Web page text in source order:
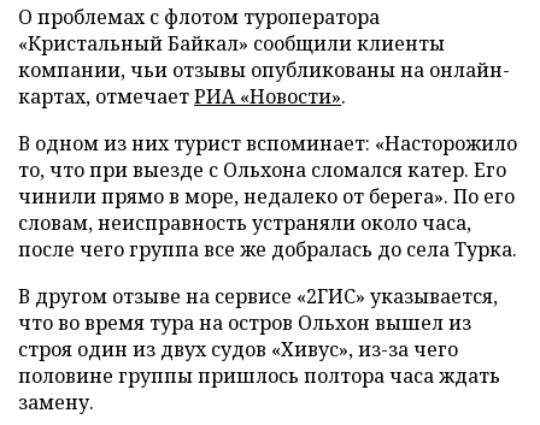
О проблемах с флотом туроператора
«Кристальный Байкал» сообщили клиенты
компании, чьи отзывы опубликованы на онлайн-
картах, отмечаетРИА «Новости».
В одном из них турист вспоминает: «Насторожило
то, что при выезде с Ольхона сломался катер. Его
чинили прямо в море, недалеко от берега». По его
словам, неисправность устраняли около часа,
после чего группа все же добралась до села Турка.
В другом отзыве на сервисе «2ГИС» указывается,
что во время тура на остров Ольхон вышел из
строя один из двух судов «Хивус», из-за чего
половине группы пришлось полтора часа ждать
замену.